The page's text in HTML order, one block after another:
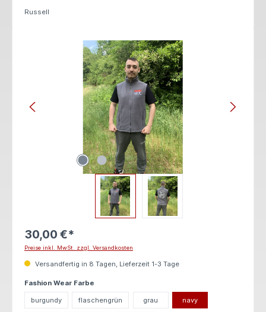
Russell
Bildergalerie überspringen
30,00 €*
Preise inkl. MwSt. zzgl. Versandkosten
Versandfertig in 8 Tagen, Lieferzeit 1-3 Tage
Fashion Wear Farbe
burgundy flaschengrün grau navy